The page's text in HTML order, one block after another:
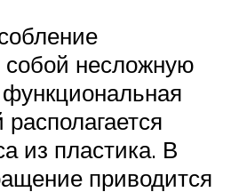
собой несложную
располагается
из пластика. В
приводится